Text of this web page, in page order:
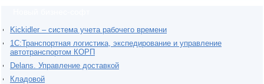
Kickidler – система учета рабочего времени
1С:Транспортная логистика, экспедирование и управление
автотранспортом КОРП
Delans. Управление доставкой
Кладовой